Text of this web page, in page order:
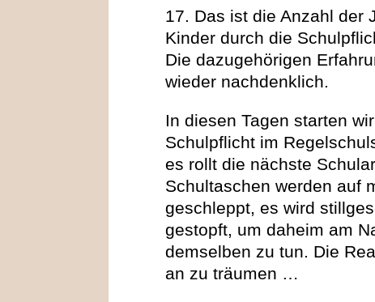
17. Das ist die Anzahl der
Kinder durch die
Die dazugehörigen
wieder nachdenklich.
In diesen Tagen starten
Schulpflicht im
es rollt die nächste
Schultaschen werden auf
geschleppt, es wird
gestopft, um daheim am
demselben zu tun. Die
an zu träumen …